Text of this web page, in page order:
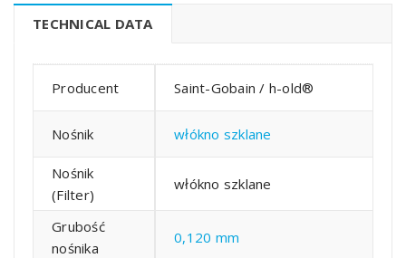
TECHNICAL DATA
Producent Saint-Gobain / h-old®
Nośnik włókno szklane
Nośnik
(Filter)
włókno szklane
Grubość
nośnika
0,120 mm